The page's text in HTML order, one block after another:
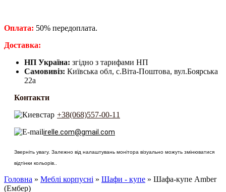
Оплата: 50% передоплата.
​Доставка:
НП Україна: згідно з тарифами НП
Самовивіз: Київська обл, с.Віта-Поштова, вул.Боярська
22а
Контакти
+38(068)557-00-11
irelle.com@gmail.com
Зверніть увагу. Залежно від налаштувань монітора візуально можуть змінюватися
відтінки кольорів..
Головна » Меблі корпусні » Шафи - купе » Шафа-купе Amber
(Ембер)